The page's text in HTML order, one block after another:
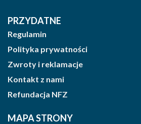
PRZYDATNE
Regulamin
Polityka prywatności
Zwroty i reklamacje
Kontakt z nami
Refundacja NFZ
MAPA STRONY